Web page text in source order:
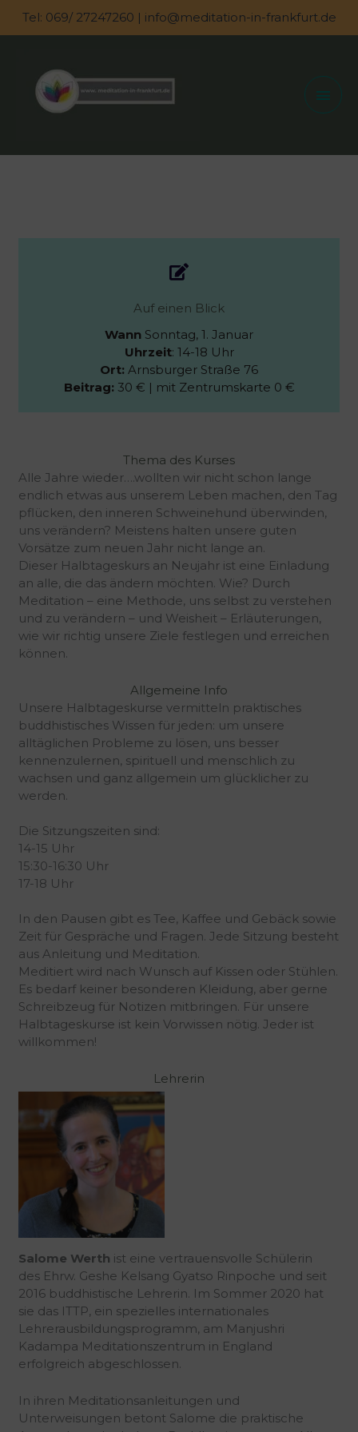
Inhalt
Tel: 069/ 27247260 | info@meditation-in-frankfurt.de
Auf einen Blick
Wann Sonntag, 1. Januar
Uhrzeit: 14-18 Uhr
Ort: Arnsburger Straße 76
Beitrag: 30 € | mit Zentrumskarte 0 €
Thema des Kurses
Alle Jahre wieder….wollten wir nicht schon lange
endlich etwas aus unserem Leben machen, den Tag
pflücken, den inneren Schweinehund überwinden,
uns verändern? Meistens halten unsere guten
Vorsätze zum neuen Jahr nicht lange an.
Dieser Halbtageskurs an Neujahr ist eine Einladung
an alle, die das ändern möchten. Wie? Durch
Meditation – eine Methode, uns selbst zu verstehen
und zu verändern – und Weisheit – Erläuterungen,
wie wir richtig unsere Ziele festlegen und erreichen
können.
Allgemeine Info
Unsere Halbtageskurse vermitteln praktisches
buddhistisches Wissen für jeden: um unsere
alltäglichen Probleme zu lösen, uns besser
kennenzulernen, spirituell und menschlich zu
wachsen und ganz allgemein um glücklicher zu
werden.
Die Sitzungszeiten sind:
14-15 Uhr
15:30-16:30 Uhr
17-18 Uhr
In den Pausen gibt es Tee, Kaffee und Gebäck sowie
Zeit für Gespräche und Fragen. Jede Sitzung besteht
aus Anleitung und Meditation.
Meditiert wird nach Wunsch auf Kissen oder Stühlen.
Es bedarf keiner besonderen Kleidung, aber gerne
Schreibzeug für Notizen mitbringen. Für unsere
Halbtageskurse ist kein Vorwissen nötig. Jeder ist
willkommen!
Lehrerin
Salome Werth ist eine vertrauensvolle Schülerin
des Ehrw. Geshe Kelsang Gyatso Rinpoche und seit
2016 buddhistische Lehrerin. Im Sommer 2020 hat
sie das ITTP, ein spezielles internationales
Lehrerausbildungsprogramm, am Manjushri
Kadampa Meditationszentrum in England
erfolgreich abgeschlossen.
In ihren Meditationsanleitungen und
Unterweisungen betont Salome die praktische